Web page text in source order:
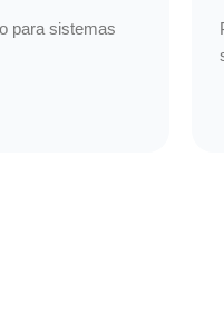
para sistemas